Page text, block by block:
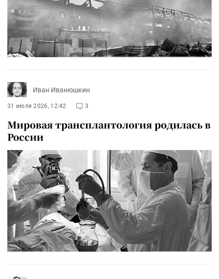
Иван Иванюшкин
31 июля 2026, 12:42 3
Мировая трансплантология родилась в
России